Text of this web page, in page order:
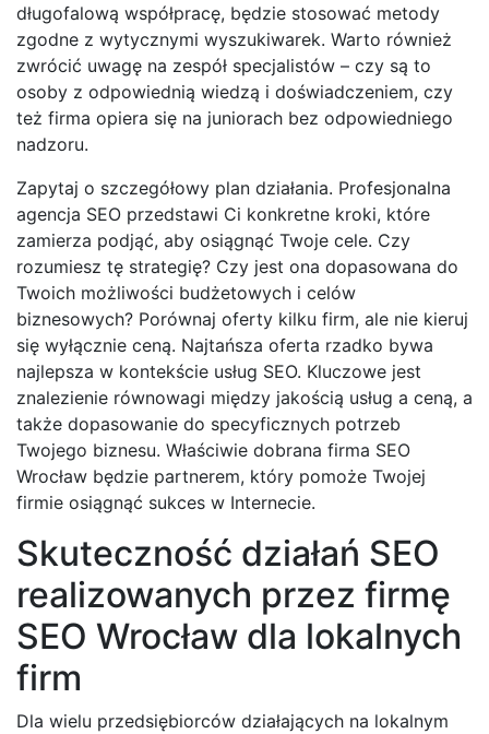
długofalową współpracę, będzie stosować metody
zgodne z wytycznymi wyszukiwarek. Warto również
zwrócić uwagę na zespół specjalistów – czy są to
osoby z odpowiednią wiedzą i doświadczeniem, czy
też firma opiera się na juniorach bez odpowiedniego
nadzoru.
Zapytaj o szczegółowy plan działania. Profesjonalna
agencja SEO przedstawi Ci konkretne kroki, które
zamierza podjąć, aby osiągnąć Twoje cele. Czy
rozumiesz tę strategię? Czy jest ona dopasowana do
Twoich możliwości budżetowych i celów
biznesowych? Porównaj oferty kilku firm, ale nie kieruj
się wyłącznie ceną. Najtańsza oferta rzadko bywa
najlepsza w kontekście usług SEO. Kluczowe jest
znalezienie równowagi między jakością usług a ceną, a
także dopasowanie do specyficznych potrzeb
Twojego biznesu. Właściwie dobrana firma SEO
Wrocław będzie partnerem, który pomoże Twojej
firmie osiągnąć sukces w Internecie.
Skuteczność działań SEO
realizowanych przez firmę
SEO Wrocław dla lokalnych
firm
Dla wielu przedsiębiorców działających na lokalnym